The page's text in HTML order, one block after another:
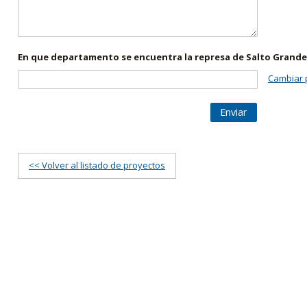
En que departamento se encuentra la represa de Salto
Cambiar
Enviar
<< Volver al listado de proyectos